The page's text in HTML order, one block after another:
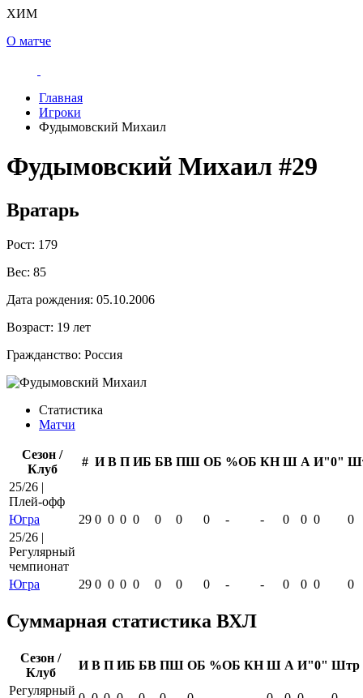
ХИМ
О матче
Главная
Игроки
Фудымовский Михаил
Фудымовский Михаил #29
Вратарь
Рост: 179
Вес: 85
Дата рождения: 05.10.2006
Возраст: 19 лет
Гражданство: Россия
Статистика
Матчи
Сезон /
Клуб
# И В П ИБ БВ ПШ ОБ %ОБ КН Ш А И"0"
25/26 |
Плей-офф
Югра
29 0 0 0 0 0 0 0 - - 0 0 0
0
25/26 |
Регулярный
чемпионат
Югра
29 0 0 0 0 0 0 0 - - 0 0 0 0
Суммарная статистика ВХЛ
Сезон /
Клуб
И В П ИБ БВ ПШ ОБ %ОБ КН Ш А И"0" Штр
Регулярный